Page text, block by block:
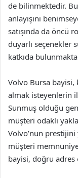
de bilinmektedir.
anlayışını
satışında da öncü
duyarlı seçenekler
katkıda
Volvo Bursa
almak isteyenlerin
Sunmuş olduğu
müşteri odaklı
Volvo’nun prestijini
müşteri
bayisi, doğru